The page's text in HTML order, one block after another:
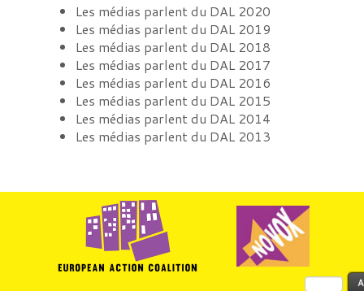
Les médias parlent du DAL 2020
Les médias parlent du DAL 2019
Les médias parlent du DAL 2018
Les médias parlent du DAL 2017
Les médias parlent du DAL 2016
Les médias parlent du DAL 2015
Les médias parlent du DAL 2014
Les médias parlent du DAL 2013
Rechercher :